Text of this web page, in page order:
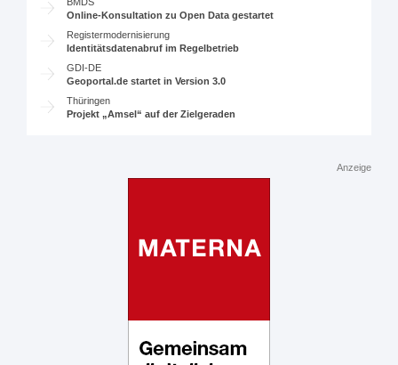
Online-Konsultation zu Open Data gestartet
Registermodernisierung
Identitätsdatenabruf im Regelbetrieb
GDI-DE
Geoportal.de startet in Version 3.0
Thüringen
Projekt „Amsel“ auf der Zielgeraden
Anzeige